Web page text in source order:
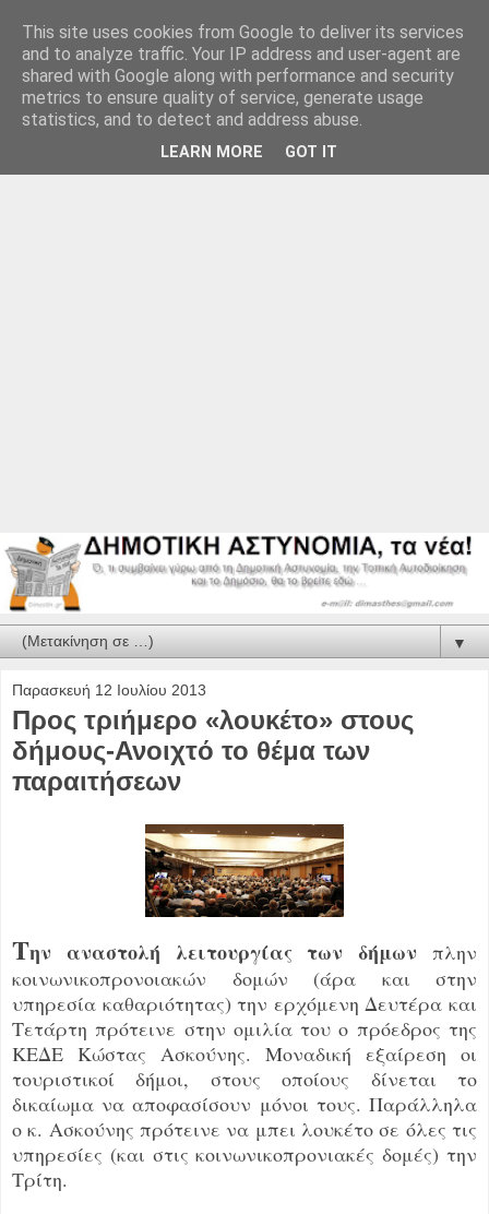
▼
Παρασκευή 12 Ιουλίου 2013
Προς τριήμερο «λουκέτο» στους
δήμους-Ανοιχτό το θέμα των
παραιτήσεων
Την αναστολή λειτουργίας των δήμων πλην
κοινωνικοπρονοιακών δομών (άρα και στην
υπηρεσία καθαριότητας) την ερχόμενη Δευτέρα και
Τετάρτη πρότεινε στην ομιλία του ο πρόεδρος της
ΚΕΔΕ Κώστας Ασκούνης. Μοναδική εξαίρεση οι
τουριστικοί δήμοι, στους οποίους δίνεται το
δικαίωμα να αποφασίσουν μόνοι τους. Παράλληλα
ο κ. Ασκούνης πρότεινε να μπει λουκέτο σε όλες τις
υπηρεσίες (και στις κοινωνικοπρονιακές δομές) την
Τρίτη.
This site uses cookies from Google to deliver its services
and to analyze traffic. Your IP address and user-agent are
shared with Google along with performance and security
metrics to ensure quality of service, generate usage
statistics, and to detect and address abuse.
LEARN MORE GOT IT